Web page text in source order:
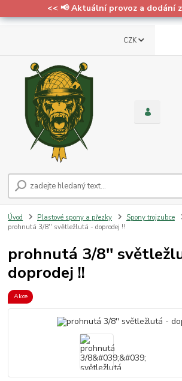
<< 📢 Aktuální provoz a dodání
CZK
Úvod Plastové spony a přezky Spony trojzubce
prohnutá 3/8'' světležlutá - doprodej !!
prohnutá 3/8''
doprodej !!
Akce